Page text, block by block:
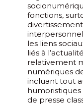
fonctions,
les liens
liés à
relativement
numériques
incluant tout
humoristiques
de presse